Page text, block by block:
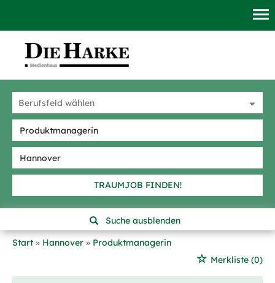
TRAUMJOB FINDEN!
Suche ausblenden
Start
Hannover
Produktmanagerin
Merkliste (0)